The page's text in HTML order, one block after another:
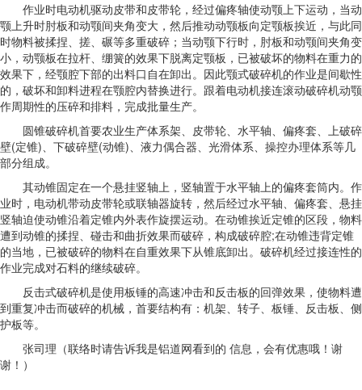
作业时电动机驱动皮带和皮带轮，经过偏疼轴使动颚上下运动，当动
颚上升时肘板和动颚间夹角变大，然后推动动颚板向定颚板挨近，与此同
时物料被揉捏、搓、碾等多重破碎；当动颚下行时，肘板和动颚间夹角变
小，动颚板在拉杆、绷簧的效果下脱离定颚板，已被破坏的物料在重力的
效果下，经颚腔下部的出料口自在卸出。因此颚式破碎机的作业是间歇性
的，破坏和卸料进程在颚腔内替换进行。跟着电动机接连滚动破碎机动颚
作周期性的压碎和排料，完成批量生产。
圆锥破碎机首要农业生产体系架、皮带轮、水平轴、偏疼套、上破碎
壁(定锥)、下破碎壁(动锥)、液力偶合器、光滑体系、操控办理体系等几
部分组成。
其动锥固定在一个悬挂竖轴上，竖轴置于水平轴上的偏疼套筒内。作
业时，电动机带动皮带轮或联轴器旋转，然后经过水平轴、偏疼套、悬挂
竖轴迫使动锥沿着定锥内外表作旋摆运动。在动锥挨近定锥的区段，物料
遭到动锥的揉捏、碰击和曲折效果而破碎，构成破碎腔;在动锥违背定锥
的当地，已被破碎的物料在自重效果下从锥底卸出。破碎机经过接连性的
作业完成对石料的继续破碎。
反击式破碎机是使用板锤的高速冲击和反击板的回弹效果，使物料遭
到重复冲击而破碎的机械，首要结构有：机架、转子、板锤、反击板、侧
护板等。
张司理（联络时请告诉我是铝道网看到的 信息，会有优惠哦！谢
谢！）